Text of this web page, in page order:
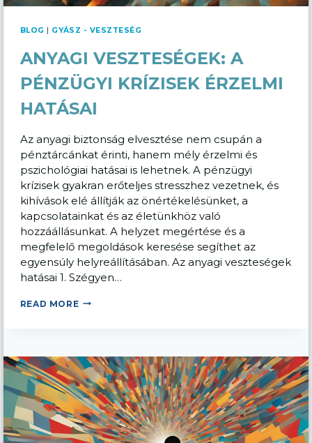
BLOG GYÁSZ - VESZTESÉG
ANYAGI VESZTESÉGEK: A
PÉNZÜGYI KRÍZISEK ÉRZELMI
HATÁSAI
Az anyagi biztonság elvesztése nem csupán a
pénztárcánkat érinti, hanem mély érzelmi és
pszichológiai hatásai is lehetnek. A pénzügyi
krízisek gyakran erőteljes stresszhez vezetnek, és
kihívások elé állítják az önértékelésünket, a
kapcsolatainkat és az életünkhöz való
hozzáállásunkat. A helyzet megértése és a
megfelelő megoldások keresése segíthet az
egyensúly helyreállításában. Az anyagi veszteségek
hatásai 1. Szégyen…
READ MOREANYAGI
KRÍZISEK
ÉRZELMI
HATÁSAI